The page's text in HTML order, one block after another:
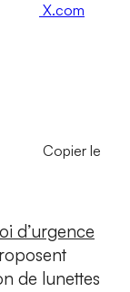
X.com
Copier le
d’urgence
de lunettes